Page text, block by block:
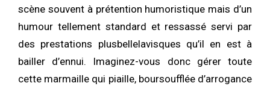
scène souvent à prétention humoristique mais d’un
humour tellement standard et ressassé servi par
des prestations plusbellelavisques qu’il en est à
bailler d’ennui. Imaginez-vous donc gérer toute
cette marmaille qui piaille, boursoufflée d’arrogance